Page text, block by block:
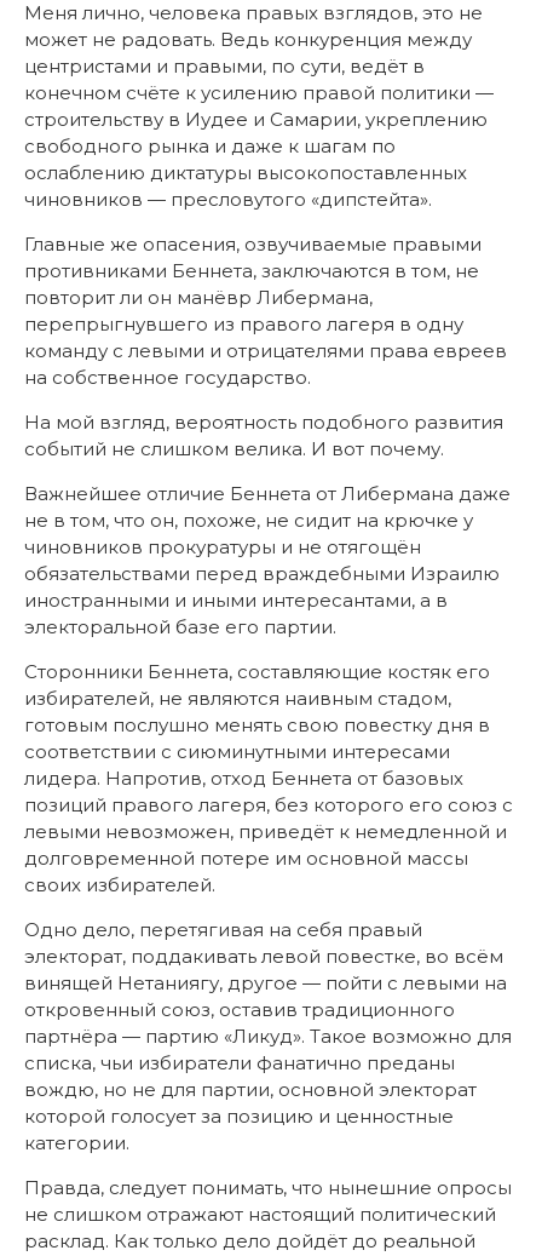
Меня лично, человека правых взглядов, это не
может не радовать. Ведь конкуренция между
центристами и правыми, по сути, ведёт в
конечном счёте к усилению правой политики —
строительству в Иудее и Самарии, укреплению
свободного рынка и даже к шагам по
ослаблению диктатуры высокопоставленных
чиновников — пресловутого «дипстейта».
Главные же опасения, озвучиваемые правыми
противниками Беннета, заключаются в том, не
повторит ли он манёвр Либермана,
перепрыгнувшего из правого лагеря в одну
команду с левыми и отрицателями права евреев
на собственное государство.
На мой взгляд, вероятность подобного развития
событий не слишком велика. И вот почему.
Важнейшее отличие Беннета от Либермана даже
не в том, что он, похоже, не сидит на крючке у
чиновников прокуратуры и не отягощён
обязательствами перед враждебными Израилю
иностранными и иными интересантами, а в
электоральной базе его партии.
Сторонники Беннета, составляющие костяк его
избирателей, не являются наивным стадом,
готовым послушно менять свою повестку дня в
соответствии с сиюминутными интересами
лидера. Напротив, отход Беннета от базовых
позиций правого лагеря, без которого его союз с
левыми невозможен, приведёт к немедленной и
долговременной потере им основной массы
своих избирателей.
Одно дело, перетягивая на себя правый
электорат, поддакивать левой повестке, во всём
винящей Нетаниягу, другое — пойти с левыми на
откровенный союз, оставив традиционного
партнёра — партию «Ликуд». Такое возможно для
списка, чьи избиратели фанатично преданы
вождю, но не для партии, основной электорат
которой голосует за позицию и ценностные
категории.
Правда, следует понимать, что нынешние опросы
не слишком отражают настоящий политический
расклад. Как только дело дойдёт до реальной